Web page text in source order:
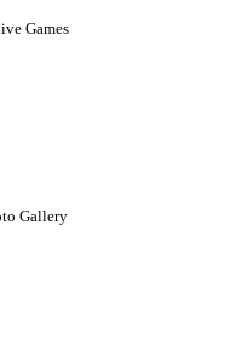
Games
Gallery